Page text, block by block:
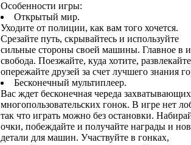
Особенности игры:
Открытый мир.
Уходите от полиции, как вам того хочется.
Срезайте путь, скрывайтесь и используйте
сильные стороны своей машины. Главное в
свобода. Поезжайте, куда хотите,
опережайте друзей за счет лучшего знания
Бесконечный мультиплеер.
Вас ждет бесконечная череда захватывающих
многопользовательских гонок. В игре нет
так что играть можно без остановки.
очки, побеждайте и получайте награды и
детали для машин. Участвуйте в гонках,